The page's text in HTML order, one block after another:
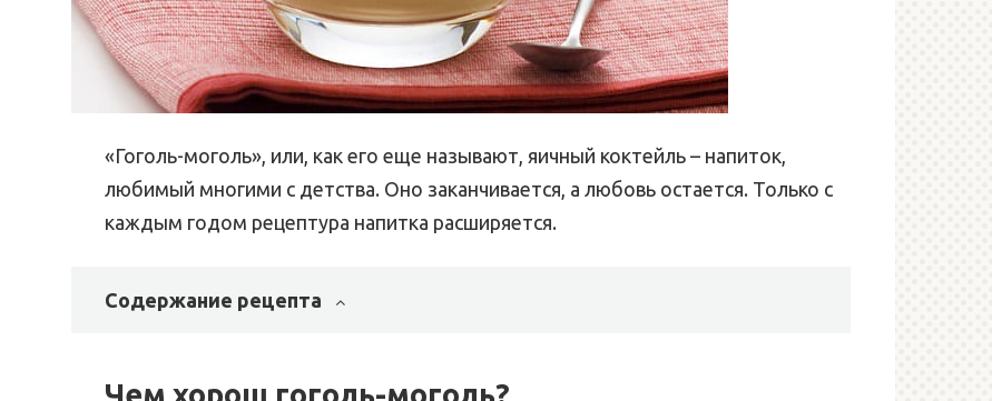
«Гоголь-моголь», или, как его еще называют, яичный коктейль – напиток,
любимый многими с детства. Оно заканчивается, а любовь остается. Только с
каждым годом рецептура напитка расширяется.
Содержание рецепта
Чем хорош гоголь-моголь?